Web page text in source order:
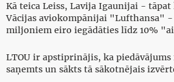
Kā teica Leiss, Lavija Igaunijai -
Vācijas aviokompānijai "Lufthansa" -
miljoniem eiro iegādāties līdz 10%
LTOU ir apstiprinājis, ka
saņemts un sākts tā sākotnējais